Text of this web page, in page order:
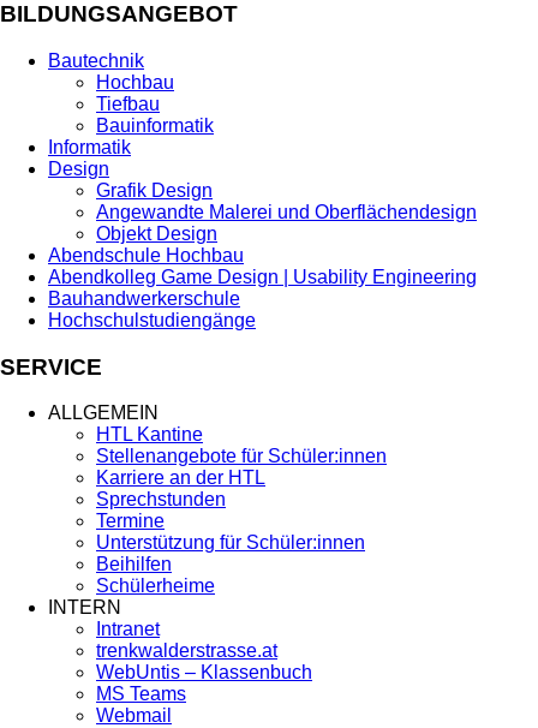
BILDUNGSANGEBOT
Bautechnik
Hochbau
Tiefbau
Bauinformatik
Informatik
Design
Grafik Design
Angewandte Malerei und Oberflächendesign
Objekt Design
Abendschule Hochbau
Abendkolleg Game Design | Usability Engineering
Bauhandwerkerschule
Hochschulstudiengänge
SERVICE
ALLGEMEIN
HTL Kantine
Stellenangebote für Schüler:innen
Karriere an der HTL
Sprechstunden
Termine
Unterstützung für Schüler:innen
Beihilfen
Schülerheime
INTERN
Intranet
trenkwalderstrasse.at
WebUntis – Klassenbuch
MS Teams
Webmail